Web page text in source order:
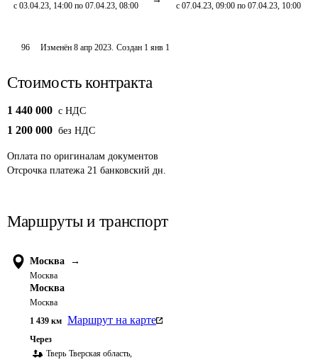
с 03.04.23, 14:00 по 07.04.23, 08:00
с 07.04.23, 09:00 по 07.04.23, 10:00
96 Изменён8 апр 2023. Создан 1 янв 1
Стоимость контракта
1 440 000 c НДС
1 200 000 без НДС
Оплата по оригиналам документов
Отсрочка платежа 21 банковский дн.
Маршруты и транспорт
Москва →
Москва
Москва
Москва
1 439 км Маршрут на карте
Через
Тверь Тверская область,